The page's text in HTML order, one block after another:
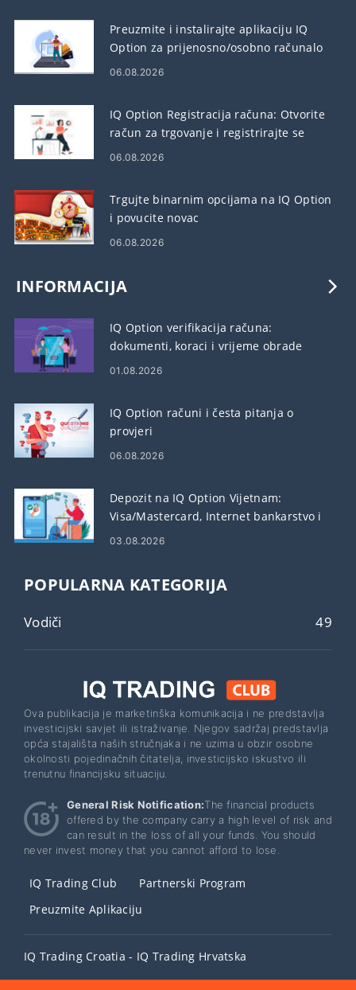
Preuzmite i instalirajte aplikaciju IQ
Option za prijenosno/osobno računalo
(Windows, macOS)
06.08.2026
IQ Option Registracija računa: Otvorite
račun za trgovanje i registrirajte se
06.08.2026
Trgujte binarnim opcijama na IQ Option
i povucite novac
06.08.2026
INFORMACIJA
IQ Option verifikacija računa:
dokumenti, koraci i vrijeme obrade
01.08.2026
IQ Option računi i česta pitanja o
provjeri
06.08.2026
Depozit na IQ Option Vijetnam:
Visa/Mastercard, Internet bankarstvo i
e-novčanici
03.08.2026
POPULARNA KATEGORIJA
Vodiči 49
Ova publikacija je marketinška komunikacija i ne predstavlja
investicijski savjet ili istraživanje. Njegov sadržaj predstavlja
opća stajališta naših stručnjaka i ne uzima u obzir osobne
okolnosti pojedinačnih čitatelja, investicijsko iskustvo ili
trenutnu financijsku situaciju.
General Risk Notification:The financial products
offered by the company carry a high level of risk and
can result in the loss of all your funds. You should
never invest money that you cannot afford to lose.
IQ Trading Club
Partnerski Program
Preuzmite Aplikaciju
IQ Trading Croatia - IQ Trading Hrvatska